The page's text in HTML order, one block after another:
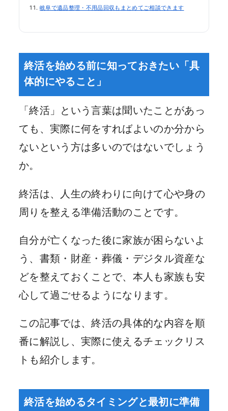
岐阜で遺品整理・不用品回収もまとめてご相談できます
終活を始める前に知っておきたい「具
体的にやること」
「終活」という言葉は聞いたことがあっ
ても、実際に何をすればよいのか分から
ないという方は多いのではないでしょう
か。
終活は、人生の終わりに向けて心や身の
周りを整える準備活動のことです。
自分が亡くなった後に家族が困らないよ
う、書類・財産・葬儀・デジタル資産な
どを整えておくことで、本人も家族も安
心して過ごせるようになります。
この記事では、終活の具体的な内容を順
番に解説し、実際に使えるチェックリス
トも紹介します。
終活を始めるタイミングと最初に準備